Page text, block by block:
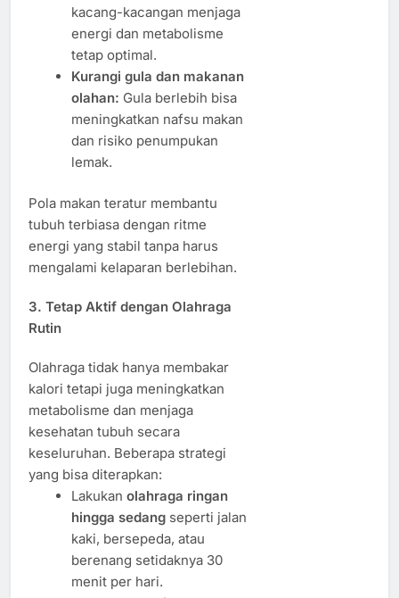
kacang-kacangan menjaga
energi dan metabolisme
tetap optimal.
Kurangi gula dan makanan
olahan: Gula berlebih bisa
meningkatkan nafsu makan
dan risiko penumpukan
lemak.
Pola makan teratur membantu
tubuh terbiasa dengan ritme
energi yang stabil tanpa harus
mengalami kelaparan berlebihan.
3. Tetap Aktif dengan Olahraga
Rutin
Olahraga tidak hanya membakar
kalori tetapi juga meningkatkan
metabolisme dan menjaga
kesehatan tubuh secara
keseluruhan. Beberapa strategi
yang bisa diterapkan:
Lakukan olahraga ringan
hingga sedangseperti jalan
kaki, bersepeda, atau
berenang setidaknya 30
menit per hari.